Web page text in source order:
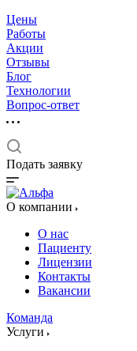
Цены
Работы
Акции
Отзывы
Блог
Технологии
Вопрос-ответ
Подать заявку
О компании
О нас
Пациенту
Лицензии
Контакты
Вакансии
Команда
Услуги